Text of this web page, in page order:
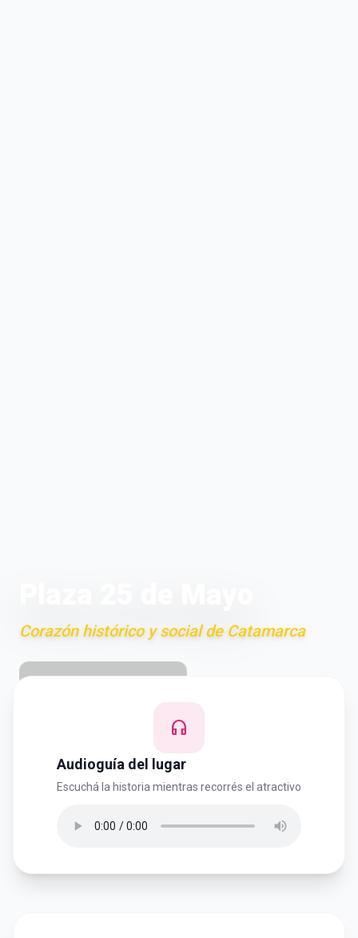
Corazón histórico y social de Catamarca
headphones
Audioguía del lugar
Escuchá la historia mientras recorrés el atractivo